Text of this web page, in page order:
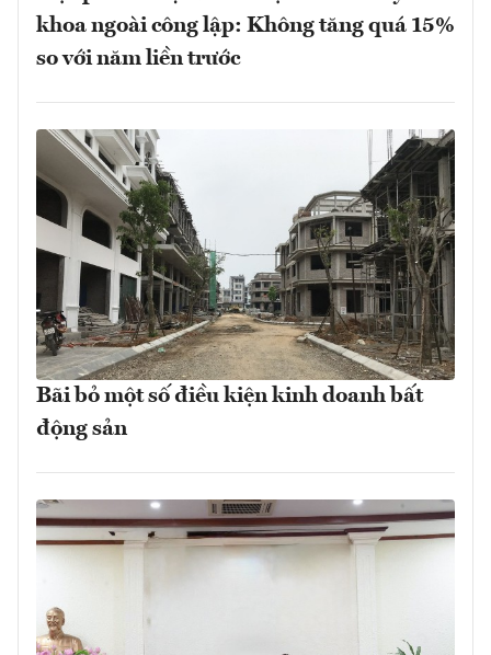
khoa ngoài công lập: Không tăng quá 15%
so với năm liền trước
Bãi bỏ một số điều kiện kinh doanh bất
động sản